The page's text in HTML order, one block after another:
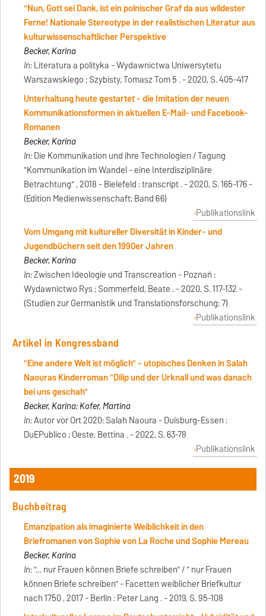
"Nun, Gott sei Dank, ist ein polnischer Graf da aus wildester
Ferne! Nationale Stereotype in der realistischen Literatur aus
kulturwissenschaftlicher Perspektive
Becker, Karina
In:Literatura a polityka - Wydawnictwa Uniwersytetu
Warszawskiego ; Szybisty, Tomasz Tom 5 . - 2020, S. 405-417
Unterhaltung heute gestartet - die Imitation der neuen
Kommunikationsformen in aktuellen E-Mail- und Facebook-
Romanen
Becker, Karina
In:Die Kommunikation und ihre Technologien / Tagung
"Kommunikation im Wandel - eine Interdisziplinäre
Betrachtung" , 2018 - Bielefeld : transcript . - 2020, S. 165-176 -
(Edition Medienwissenschaft; Band 66)
Publikationslink
Vom Umgang mit kultureller Diversität in Kinder- und
Jugendbüchern seit den 1990er Jahren
Becker, Karina
In:Zwischen Ideologie und Transcreation - Poznań :
Wydawnictwo Rys ; Sommerfeld, Beate . - 2020, S. 117-132 -
(Studien zur Germanistik und Translationsforschung; 7)
Publikationslink
Artikel in Kongressband
"Eine andere Welt ist möglich" - utopisches Denken in Salah
Naouras Kinderroman "Dilip und der Urknall und was danach
bei uns geschah"
Becker, Karina; Kofer, Martina
In:Autor vor Ort 2020: Salah Naoura - Duisburg-Essen :
DuEPublico ; Oeste, Bettina . - 2022, S. 63-78
Publikationslink
2019
Buchbeitrag
Emanzipation als imaginierte Weiblichkeit in den
Briefromanen von Sophie von La Roche und Sophie Mereau
Becker, Karina
In:"… nur Frauen können Briefe schreiben" / " nur Frauen
können Briefe schreiben" - Facetten weiblicher Briefkultur
nach 1750 , 2017 - Berlin : Peter Lang . - 2019, S. 95-108